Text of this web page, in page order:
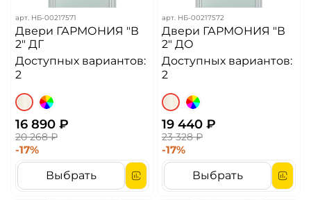
арт. НБ-00217571
Двери ГАРМОНИЯ "В
2" ДГ
Доступных вариантов:
2
16 890 ₽
20 268 ₽
-17%
Выбрать
арт. НБ-00217572
Двери ГАРМОНИЯ "В
2" ДО
Доступных вариантов:
2
19 440 ₽
23 328 ₽
-17%
Выбрать